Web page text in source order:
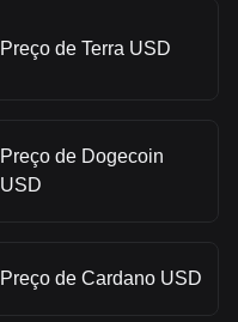
Preço de Terra USD
Preço de Dogecoin
USD
Preço de Cardano USD